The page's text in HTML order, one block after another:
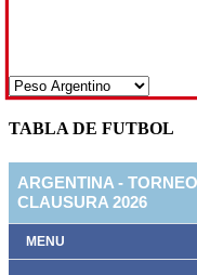
TABLA DE FUTBOL